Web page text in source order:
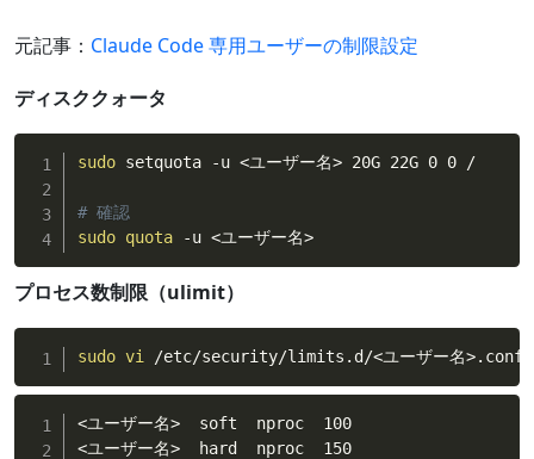
元記事： Claude Code 専用ユーザーの制限設定
ディスククォータ
sudo setquota -u <ユーザー名> 20G 22G 0 0 /
# 確認
sudo quota -u <ユーザー名>
プロセス数制限（ulimit）
sudo vi /etc/security/limits.d/<ユーザー名>.conf
<ユーザー名>  soft  nproc  100
<ユーザー名>  hard  nproc  150